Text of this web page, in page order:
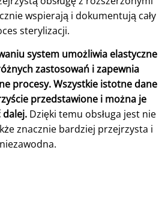
wspierają i dokumentują cały
sterylizacji.
system umożliwia elastyczne
zastosowań i zapewnia
procesy. Wszystkie istotne dane
przedstawione i można je
dalej. Dzięki temu obsługa jest nie
znacznie bardziej przejrzysta i
niezawodna.